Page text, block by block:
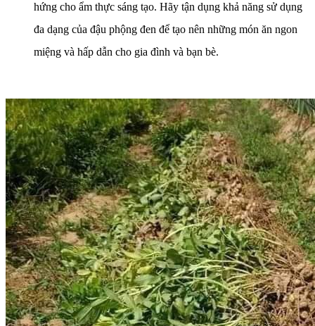
hứng cho ẩm thực sáng tạo. Hãy tận dụng khả năng sử dụng
đa dạng của đậu phộng đen để tạo nên những món ăn ngon
miệng và hấp dẫn cho gia đình và bạn bè.